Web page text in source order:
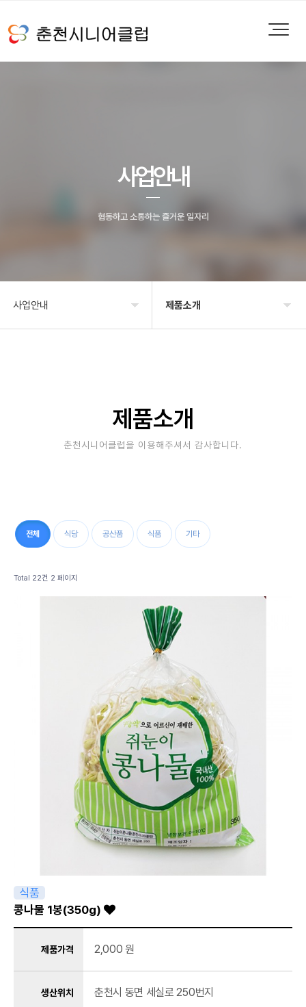
사업안내
협동하고 소통하는 즐거운 일자리
사업안내 제품소개
노인공익활동
공동체사업단
제품소개
춘천시니어클럽을 이용해주셔서 감사합니다.
전체 식당 공산품 식품 기타
Total 22건 2 페이지
식품
콩나물 1봉(350g)
제품가격 2,000 원
생산위치 춘천시 동면 세실로 250번지